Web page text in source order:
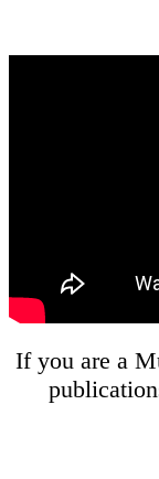
If you are a